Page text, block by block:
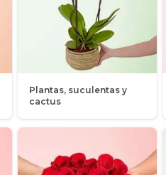
Plantas, suculentas y
cactus